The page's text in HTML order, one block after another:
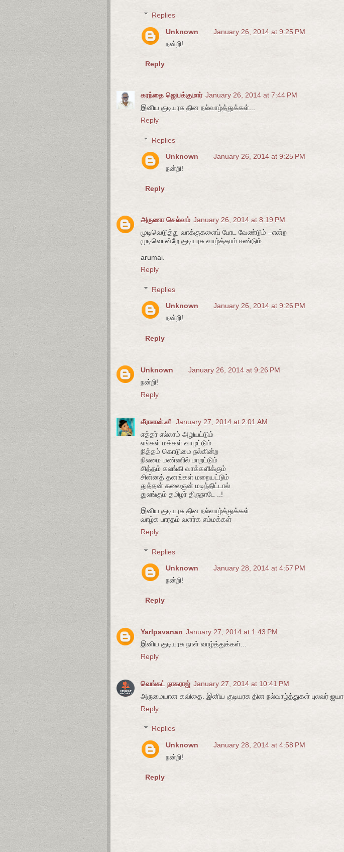
Replies
Unknown
January 26, 2014 at 9:25 PM
நன்றி!
Reply
கரந்தை ஜெயக்குமார் January 26, 2014 at 7:44 PM
இனிய குடியரசு தின நல்வாழ்த்துக்கள்...
Reply
Replies
Unknown
January 26, 2014 at 9:25 PM
நன்றி!
Reply
அருணா செல்வம் January 26, 2014 at 8:19 PM
முடிவெடுத்து வாக்குகளைப் போட வேண்டும் –என்ற
முடிவொன்றே குடியரசு வாழ்த்தாம் ஈண்டும்
arumai.
Reply
Replies
Unknown
January 26, 2014 at 9:26 PM
நன்றி!
Reply
Unknown
January 26, 2014 at 9:26 PM
நன்றி!
Reply
சீராளன்.வீ January 27, 2014 at 2:01 AM
எத்தர் எல்லாம் அழியட்டும்
எங்கள் மக்கள் வாழட்டும்
நித்தம் கொடுமை நல்கின்ற
நிலமை மண்ணில் மாறட்டும்
சித்தம் கலங்கி வாக்களிக்கும்
சின்னத் தனங்கள் மறையட்டும்
துத்தன் கலைஞன் மடிந்திட்டால்
துலங்கும் தமிழர் திருநாடே ..!
இனிய குடியரசு தின நல்வாழ்த்துக்கள்
வாழ்க பாரதம் வளர்க எம்மக்கள்
Reply
Replies
Unknown
January 28, 2014 at 4:57 PM
நன்றி!
Reply
Yarlpavanan January 27, 2014 at 1:43 PM
இனிய குடியரசு நாள் வாழ்த்துக்கள்...
Reply
வெங்கட் நாகராஜ் January 27, 2014 at 10:41 PM
அருமையான கவிதை. இனிய குடியரசு தின நல்வாழ்த்துகள் புலவர் ஐயா.
Reply
Replies
Unknown
January 28, 2014 at 4:58 PM
நன்றி!
Reply